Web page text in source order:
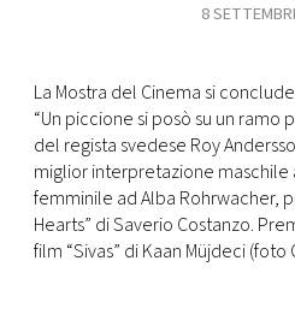
8
La Mostra del Cinema si
“Un piccione si posò su un ramo
del regista svedese Roy
miglior interpretazione maschile
femminile ad Alba Rohrwacher,
Hearts” di Saverio Costanzo.
film “Sivas” di Kaan Müjdeci (foto